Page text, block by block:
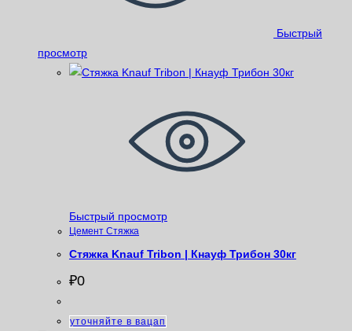
Быстрый
просмотр
Быстрый просмотр
Цемент Стяжка
Стяжка Knauf Tribon | Кнауф Трибон 30кг
₽0
уточняйте в вацап